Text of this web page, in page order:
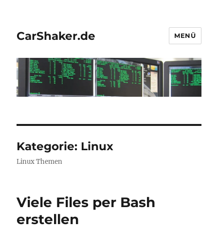
CarShaker.de MENÜ
Kategorie: Linux
Linux Themen
Viele Files per Bash
erstellen